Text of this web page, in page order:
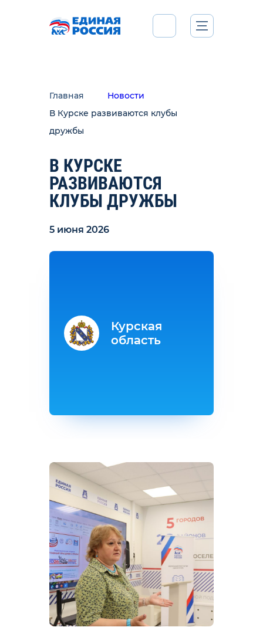
Главная
Новости
В Курске развиваются клубы
дружбы
В КУРСКЕ
РАЗВИВАЮТСЯ
КЛУБЫ ДРУЖБЫ
5 июня 2026
Курская
область